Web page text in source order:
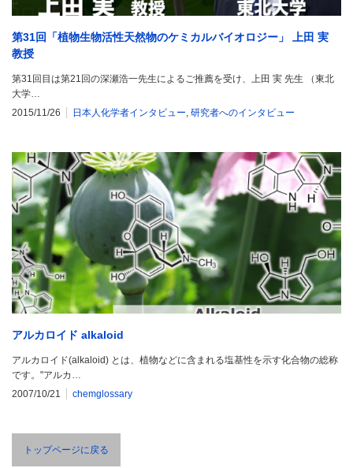
第31回「植物生物活性天然物のケミカルバイオロジー」 上田 実
教授
第31回目は第21回の深瀬浩一先生によるご推薦を受け、上田 実 先生 （東北
大学…
2015/11/26
日本人化学者インタビュー, 研究者へのインタビュー
アルカロイド alkaloid
アルカロイド(alkaloid) とは、植物などに含まれる塩基性を示す化合物の総称
です。"アルカ…
2007/10/21
chemglossary
トップページに戻る